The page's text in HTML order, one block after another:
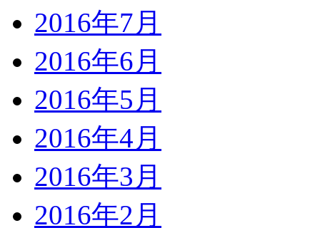
2016年7月
2016年6月
2016年5月
2016年4月
2016年3月
2016年2月